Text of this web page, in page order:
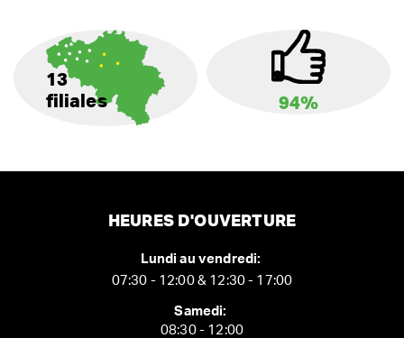
13
filiales
94%
HEURES D'OUVERTURE
Lundi au vendredi:
07:30 - 12:00 & 12:30 - 17:00
Samedi:
08:30 - 12:00